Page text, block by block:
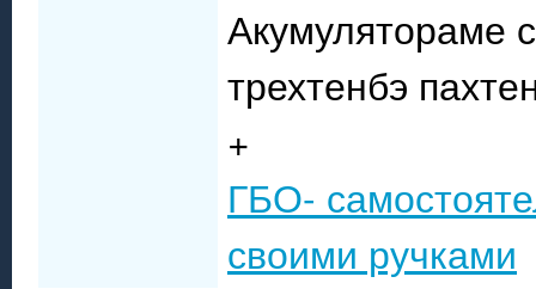
Акумулятораме
трехтенбэ
+
ГБО-
своими ручками